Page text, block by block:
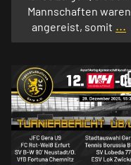
Mannschaften waren
angereist, somit ...